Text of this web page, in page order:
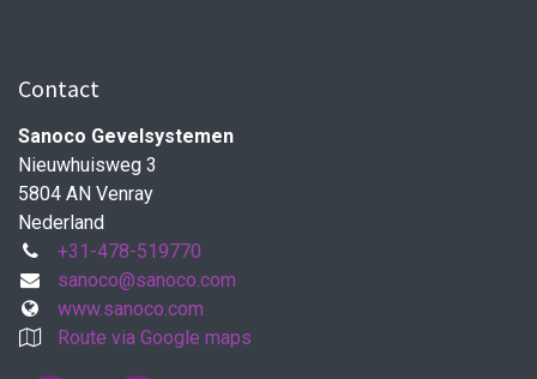
Contact
Sanoco Gevelsystemen
Nieuwhuisweg 3
5804 AN Venray
Nederland
+31-478-519770
sanoco@sanoco.com
www.sanoco.com
Route via Google maps